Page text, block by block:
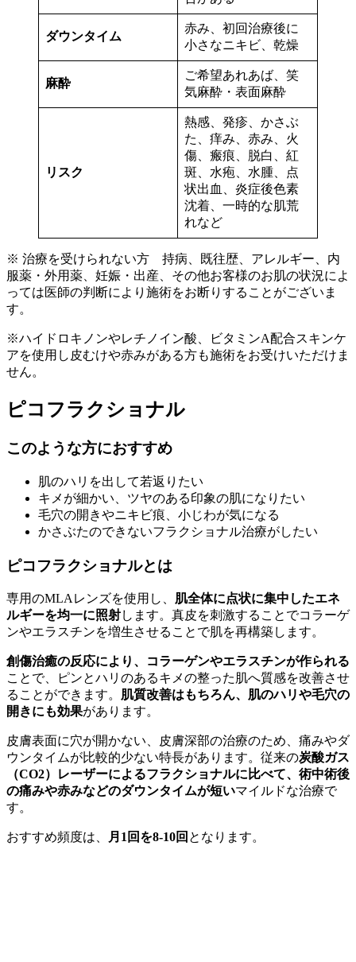
ダウンタイム
赤み、初回治療後に
小さなニキビ、乾燥
麻酔
ご希望あれあば、笑
気麻酔・表面麻酔
リスク
熱感、発疹、かさぶ
た、痒み、赤み、火
傷、瘢痕、脱白、紅
斑、水疱、水腫、点
状出血、炎症後色素
沈着、一時的な肌荒
れなど
※ 治療を受けられない方 持病、既往歴、アレルギー、内
服薬・外用薬、妊娠・出産、その他お客様のお肌の状況によ
っては医師の判断により施術をお断りすることがございま
す。
※ハイドロキノンやレチノイン酸、ビタミンA配合スキンケ
アを使用し皮むけや赤みがある方も施術をお受けいただけま
せん。
ピコフラクショナル
このような方におすすめ
肌のハリを出して若返りたい
キメが細かい、ツヤのある印象の肌になりたい
毛穴の開きやニキビ痕、小じわが気になる
かさぶたのできないフラクショナル治療がしたい
ピコフラクショナルとは
専用のMLAレンズを使用し、 肌全体に点状に集中したエネ
ルギーを均一に照射します。真皮を刺激することでコラーゲ
ンやエラスチンを増生させることで肌を再構築します。
創傷治癒の反応により、コラーゲンやエラスチンが作られる
ことで、ピンとハリのあるキメの整った肌へ質感を改善させ
ることができます。 肌質改善はもちろん、肌のハリや毛穴の
開きにも効果があります。
皮膚表面に穴が開かない、皮膚深部の治療のため、痛みやダ
ウンタイムが比較的少ない特長があります。従来の炭酸ガス
（CO2）レーザーによるフラクショナルに比べて、術中術後
の痛みや赤みなどのダウンタイムが短いマイルドな治療で
す。
おすすめ頻度は、 月1回を8-10回 となります。